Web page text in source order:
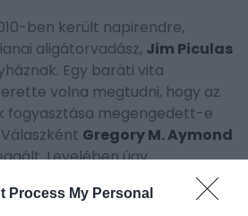
Process My Personal
ben került napirendre,
aligátorvadász, Jim Piculas
Egy baráti vita
volna megtudni, hogy az
fogyasztása megengedett-e
Gregory M. Aymond
Levelében úgy
a „halak családjába”
idején is ehető.